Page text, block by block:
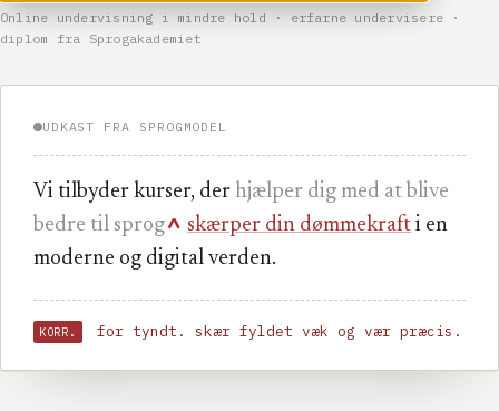
Online undervisning i mindre hold · erfarne undervisere ·
diplom fra Sprogakademiet
UDKAST FRA SPROGMODEL
Vi tilbyder kurser, der hjælper dig med at blive
bedre til sprog^ skærper din dømmekraft i en
moderne og digital verden.
KORR. for tyndt. skær fyldet væk og vær præcis.